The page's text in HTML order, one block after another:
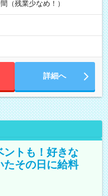
（残業少なめ！）
詳細へ
ントも！好きな
その日に給料